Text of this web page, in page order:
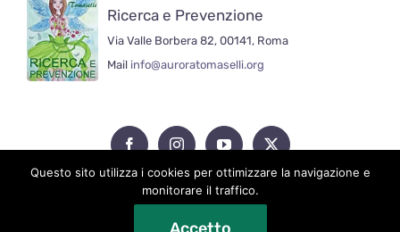
Ricerca e Prevenzione
Via Valle Borbera 82, 00141, Roma
Mail info@auroratomaselli.org
Questo sito utilizza i cookies per ottimizzare la navigazione e
monitorare il traffico.